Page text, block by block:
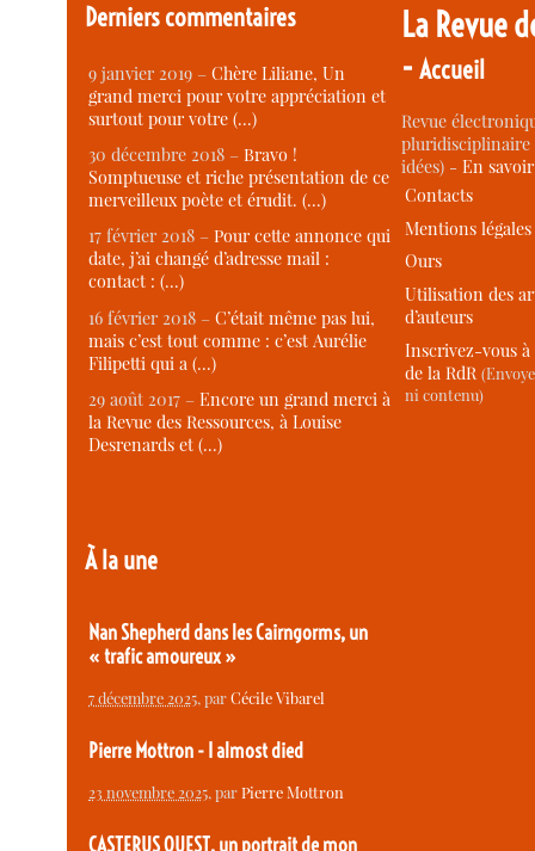
Derniers commentaires
9 janvier 2019 –Chère Liliane, Un
grand merci pour votre appréciation et
surtout pour votre (…)
30 décembre 2018 –Bravo !
Somptueuse et riche présentation de ce
merveilleux poète et érudit. (…)
17 février 2018 –Pour cette annonce qui
date, j’ai changé d’adresse mail :
contact : (…)
16 février 2018 –C’était même pas lui,
mais c’est tout comme : c’est Aurélie
Filipetti qui a (…)
29 août 2017 –Encore un grand merci à
la Revue des Ressources, à Louise
Desrenards et (…)
À la une
Nan Shepherd dans les Cairngorms, un
« trafic amoureux »
7 décembre 2025, parCécile Vibarel
Pierre Mottron - I almost died
23 novembre 2025, parPierre Mottron
CASTERUS OUEST, un portrait de mon
La Revue
-Accueil
Revue
idées) -En
Contacts
Mentions légales
Ours
Utilisation des
d’auteurs
Inscrivez-vous
de la RdR
ni contenu)